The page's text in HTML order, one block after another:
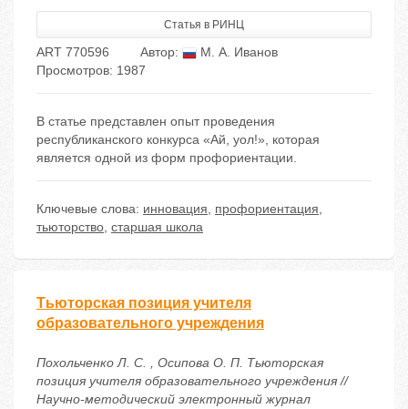
Статья в РИНЦ
ART 770596 Автор:
М. А. Иванов
Просмотров: 1987
В статье представлен опыт проведения
республиканского конкурса «Ай, уол!», которая
является одной из форм профориентации.
Ключевые слова: инновация, профориентация,
тьюторство, старшая школа
Тьюторская позиция учителя
образовательного учреждения
Похольченко Л. С. , Осипова О. П. Тьюторская
позиция учителя образовательного учреждения //
Научно-методический электронный журнал